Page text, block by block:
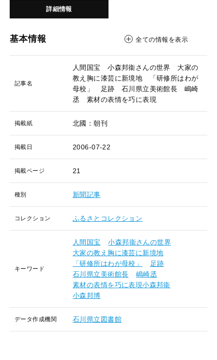
詳細情報
基本情報 全ての情報を表示
記事名
人間国宝 小森邦衞さんの世界 大家の
教え胸に漆芸に新境地 「研修所はわが
母校」 足跡 石川県立美術館長 嶋崎
丞 素材の表情を巧に表現
掲載紙 北國：朝刊
掲載日 2006-07-22
掲載ページ 21
種別 新聞記事
コレクション ふるさとコレクション
キーワード
人間国宝
小森邦衞さんの世界
大家の教え胸に漆芸に新境地
「研修所はわが母校」
足跡
石川県立美術館長
嶋崎丞
素材の表情を巧に表現小森邦衞
小森邦博
データ作成機関 石川県立図書館